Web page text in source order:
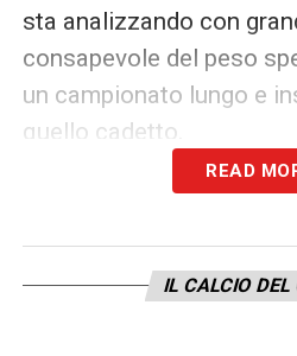
sta analizzando con
consapevole del peso
un campionato lungo e
quello cadetto.
Perché piace a
Radunovic convince per
reattività e personalità.
READ
IL CALCIO DEL